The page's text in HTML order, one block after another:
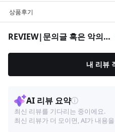
상품후기